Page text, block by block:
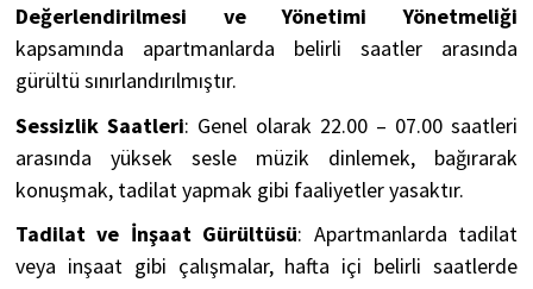
Değerlendirilmesi ve Yönetimi Yönetmeliği
kapsamında apartmanlarda belirli saatler arasında
gürültü sınırlandırılmıştır.
Sessizlik Saatleri: Genel olarak 22.00 – 07.00 saatleri
arasında yüksek sesle müzik dinlemek, bağırarak
konuşmak, tadilat yapmak gibi faaliyetler yasaktır.
Tadilat ve İnşaat Gürültüsü: Apartmanlarda tadilat
veya inşaat gibi çalışmalar, hafta içi belirli saatlerde